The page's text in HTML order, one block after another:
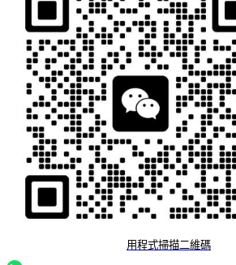
用程式掃描二維碼